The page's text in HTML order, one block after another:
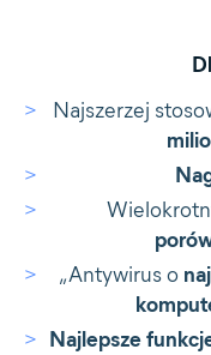
Najszerzej
„Antywirus o
Najlepsze